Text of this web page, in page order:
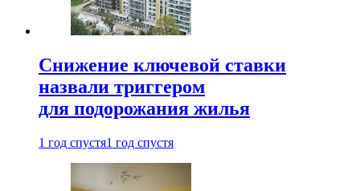
Снижение ключевой ставки
назвали триггером
для подорожания жилья
1 год спустя1 год спустя